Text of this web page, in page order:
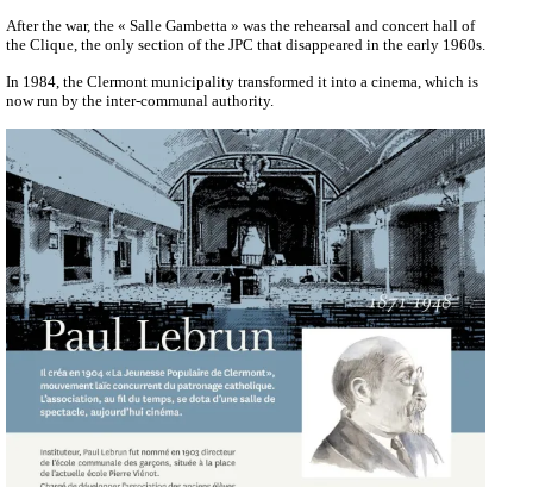
After the war, the « Salle Gambetta » was the rehearsal and concert hall of
the Clique, the only section of the JPC that disappeared in the early 1960s.
In 1984, the Clermont municipality transformed it into a cinema, which is
now run by the inter-communal authority.